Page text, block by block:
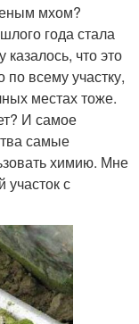
мхом?
года стала
что это
по всему участку,
местах тоже.
И самое
самые
химию. Мне
участок с